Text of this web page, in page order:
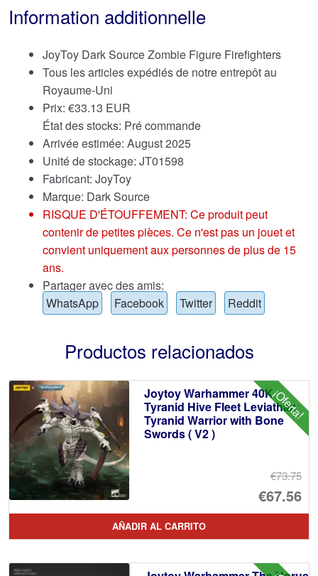
Information additionnelle
JoyToy Dark Source Zombie Figure Firefighters
Tous les articles expédiés de notre entrepôt au
Royaume-Uni
Prix: €33.13 EUR
État des stocks: Pré commande
Arrivée estimée: August 2025
Unité de stockage: JT01598
Fabricant: JoyToy
Marque: Dark Source
RISQUE D'ÉTOUFFEMENT: Ce produit peut
contenir de petites pièces. Ce n'est pas un jouet et
convient uniquement aux personnes de plus de 15
ans.
Partager avec des amis:
WhatsApp
Facebook Twitter Reddit
Productos relacionados
¡Oferta!
Joytoy Warhammer 40K
Tyranid Hive Fleet Leviathan
Tyranid Warrior with Bone
Swords ( V2 )
€73.75
El
€67.56
El
AÑADIR AL CARRITO